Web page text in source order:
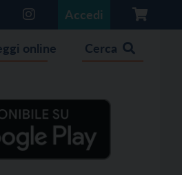
Accedi
online Cerca